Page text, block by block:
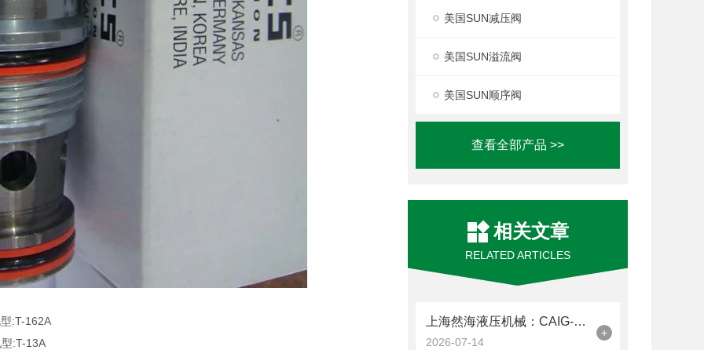
美国SUN减压阀
美国SUN溢流阀
美国SUN顺序阀
查看全部产品 >>
相关文章
RELATED ARTICLES
上海然海液压机械：CAIG-LGN抗衡阀的品质之选——实测数据解析
2026-07-14
+
:T-162A
:T-13A